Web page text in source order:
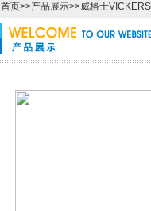
首页>>产品展示>>威格士VICKERS